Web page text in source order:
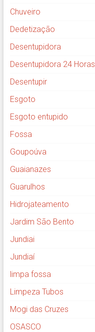
Chuveiro
Dedetização
Desentupidora
Desentupidora 24 Horas
Desentupir
Esgoto
Esgoto entupido
Fossa
Goupoúva
Guaianazes
Guarulhos
Hidrojateamento
Jardim São Bento
Jundiai
Jundiaí
limpa fossa
Limpeza Tubos
Mogi das Cruzes
OSASCO